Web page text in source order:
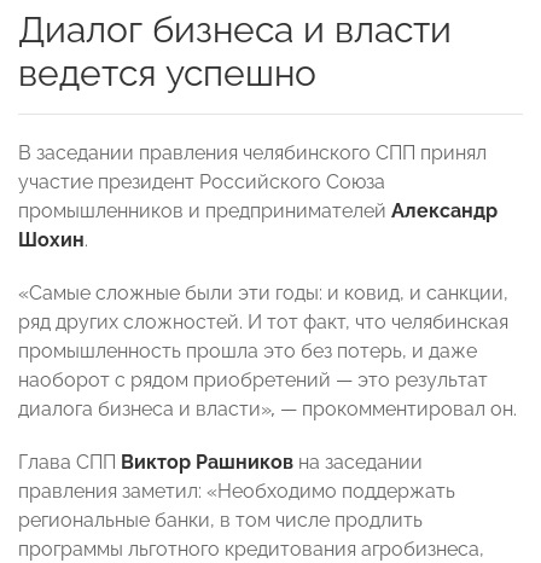
Диалог бизнеса и власти
ведется успешно
В заседании правления челябинского СПП принял
участие президент Российского Союза
промышленников и предпринимателей Александр
Шохин.
«Самые сложные были эти годы: и ковид, и санкции,
ряд других сложностей. И тот факт, что челябинская
промышленность прошла это без потерь, и даже
наоборот с рядом приобретений — это результат
диалога бизнеса и власти», — прокомментировал он.
Глава СПП Виктор Рашников на заседании
правления заметил: «Необходимо поддержать
региональные банки, в том числе продлить
программы льготного кредитования агробизнеса,